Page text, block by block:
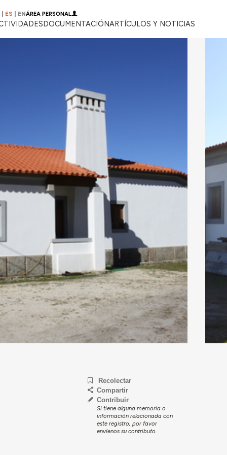
ES ENÁREA PERSONAL
DOCUMENTACIÓNARTÍCULOS Y NOTICIAS
Recolectar
Compartir
Contribuir
Si tiene alguna memoria o
información relacionada con
este registro, por favor
envíenos su contributo.